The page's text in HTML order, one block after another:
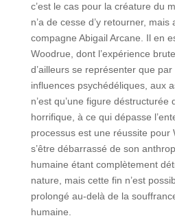
c’est le cas pour la créature du
n’a de cesse d’y retourner, mais
compagne Abigail Arcane. Il en
Woodrue, dont l’expérience
d’ailleurs se représenter que
influences psychédéliques, aux
n’est qu’une figure
horrifique, à ce qui dépasse
processus est une réussite pour
s’être débarrassé de son
humaine étant complètement
nature, mais cette fin n’est
prolongé au-delà de la
humaine.